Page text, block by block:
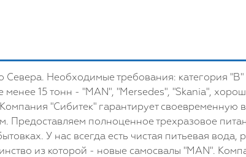
Севера. Необходимые требования: категория "В"
15 тонн - "MAN", "Mersedes", "Skania",
"Сибитек" гарантирует своевременную
Предоставляем полноценное трехразовое
У нас всегда есть чистая питьевая вода,
из которой - новые самосвалы "MAN".